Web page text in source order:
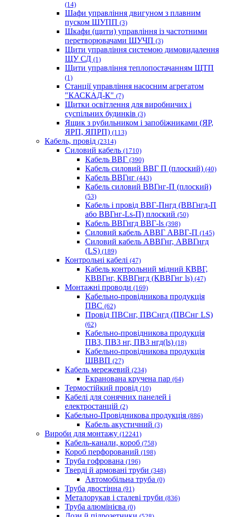
(14)
Шафи управління двигуном з плавним
пуском ШУПП (3)
Шкафи (щити) управління із частотними
перетворювачами ШУЧП (3)
Щити управління системою димовидалення
ЩУ СД (1)
Щити управління теплопостачанням ЩТП
(1)
Станції управління насосним агрегатом
"КАСКАД-К" (7)
Щитки освітлення для виробничих і
суспільних будинків (3)
Ящик з рубильником і запобіжниками (ЯР,
ЯРП, ЯПРП) (113)
Кабель, провід (2314)
Силовий кабель (1710)
Кабель ВВГ (390)
Кабель силовий ВВГ П (плоский) (40)
Кабель ВВГнг (443)
Кабель силовий ВВГнг-П (плоский)
(53)
Кабель і провід ВВГ-Пнгд (ВВГнгд-П
або ВВГнг-Ls-П) плоский (50)
Кабель ВВГнгд ВВГ-ls (398)
Силовий кабель АВВГ АВВГ-П (145)
Силовий кабель АВВГнг, АВВГнгд
(LS) (189)
Контрольні кабелі (47)
Кабель контрольний мідний КВВГ,
КВВГнг, КВВГнгд (КВВГнг ls) (47)
Монтажні проводи (169)
Кабельно-провідникова продукція
ПВС (62)
Провід ПВСнг, ПВСнгд (ПВСнг LS)
(62)
Кабельно-провідникова продукція
ПВ3, ПВ3 нг, ПВ3 нгд(ls) (18)
Кабельно-провідникова продукція
ШВВП (27)
Кабель мережевий (234)
Екранована кручена пар (64)
Термостійкий провід (10)
Кабелі для сонячних панелей і
електростанцій (2)
Кабельно-Провідникова продукція (886)
Кабель акустичний (3)
Вироби для монтажу (12241)
Кабель-канали, короб (758)
Короб перфорований (198)
Труба гофрована (196)
Тверді й армовані труби (348)
Автомобільна труба (0)
Труба двостінна (91)
Металорукав і сталеві труби (836)
Труба алюмінієва (0)